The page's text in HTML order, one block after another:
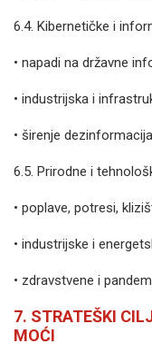
6.4. Kibernetičke i
• napadi na državne
• industrijska i
• širenje
6.5. Prirodne i
• poplave, potresi,
• industrijske i
• zdravstvene i
7. STRATEŠKI
MOĆI